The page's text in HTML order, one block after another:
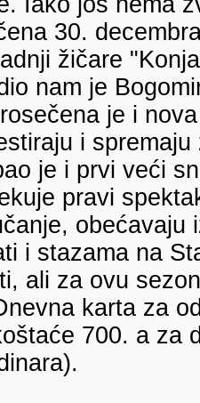
30.
žičare
nam je
je i
i
je i prvi veći
pravi
i stazama na
ali za ovu
karta za
700. a za